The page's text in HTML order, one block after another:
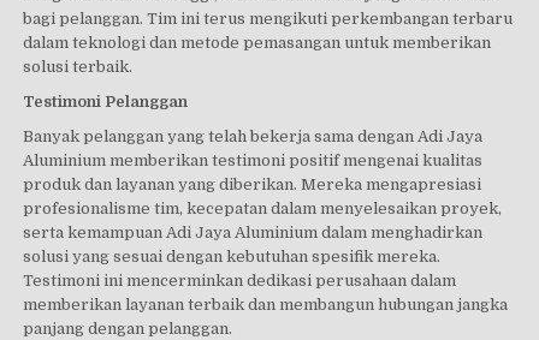
bagi pelanggan. Tim ini terus mengikuti perkembangan terbaru
dalam teknologi dan metode pemasangan untuk memberikan
solusi terbaik.
Testimoni Pelanggan
Banyak pelanggan yang telah bekerja sama dengan Adi Jaya
Aluminium memberikan testimoni positif mengenai kualitas
produk dan layanan yang diberikan. Mereka mengapresiasi
profesionalisme tim, kecepatan dalam menyelesaikan proyek,
serta kemampuan Adi Jaya Aluminium dalam menghadirkan
solusi yang sesuai dengan kebutuhan spesifik mereka.
Testimoni ini mencerminkan dedikasi perusahaan dalam
memberikan layanan terbaik dan membangun hubungan jangka
panjang dengan pelanggan.